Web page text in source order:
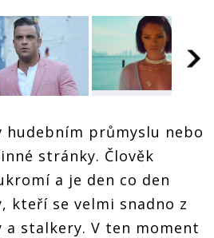
versus
Lennona,
Biebera,
a
Agresivní
obdivovatelé
Johna Lennona,
Justina Biebera,
dalších
hudebním průmyslu nebo
stránky. Člověk
a je den co den
kteří se velmi snadno z
a stalkery. V ten moment